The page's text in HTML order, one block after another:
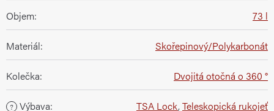
Objem: 73 l
Materiál: Skořepinový/Polykarbonát
Kolečka: Dvojitá otočná o 360 °
? Výbava: TSA Lock,Teleskopická rukojeť